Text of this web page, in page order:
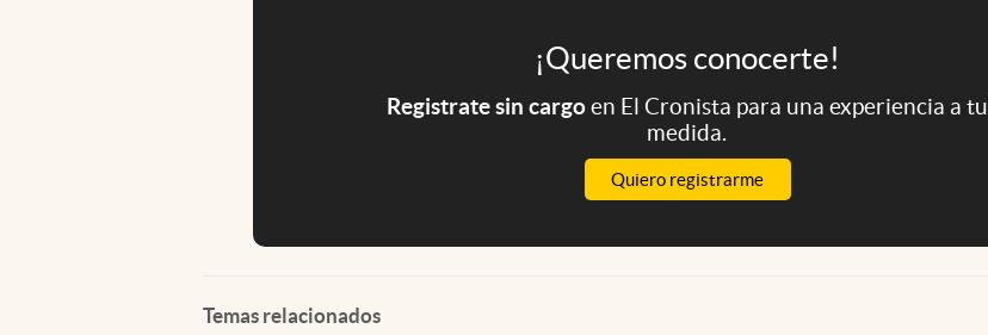
¡Queremos conocerte!
Registrate sin cargoen El Cronista para una experiencia a tu
medida.
Quiero registrarme
Temas relacionados